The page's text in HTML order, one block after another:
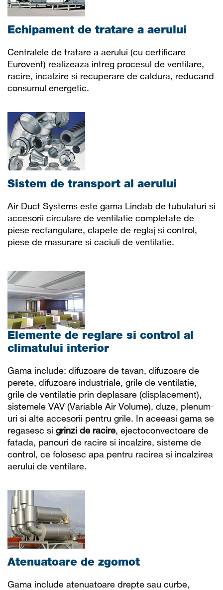
Echipament de tratare a aerului
Centralele de tratare a aerului (cu certificare
Eurovent) realizeaza intreg procesul de ventilare,
racire, incalzire si recuperare de caldura, reducand
consumul energetic.
Sistem de transport al aerului
Air Duct Systems este gama Lindab de tubulaturi si
accesorii circulare de ventilatie completate de
piese rectangulare, clapete de reglaj si control,
piese de masurare si caciuli de ventilatie.
Elemente de reglare si control al
climatului interior
Gama include: difuzoare de tavan, difuzoare de
perete, difuzoare industriale, grile de ventilatie,
grile de ventilatie prin deplasare (displacement),
sistemele VAV (Variable Air Volume), duze, plenum-
uri si alte accesorii pentru grile. In aceeasi gama se
regasesc si grinzi de racire, ejectoconvectoare de
fatada, panouri de racire si incalzire, sisteme de
control, ce folosesc apa pentru racirea si incalzirea
aerului de ventilare.
Atenuatoare de zgomot
Gama include atenuatoare drepte sau curbe,